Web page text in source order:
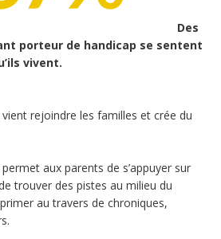
Des
porteur de handicap se sentent
vivent.
rejoindre les familles et crée du
aux parents de s’appuyer sur
trouver des pistes au milieu du
au travers de chroniques,